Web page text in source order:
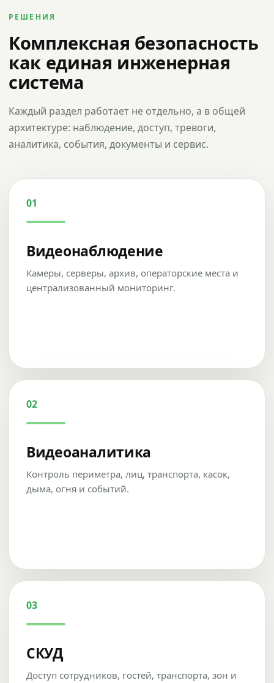
РЕШЕНИЯ
Комплексная безопасность
как единая инженерная
система
Каждый раздел работает не отдельно, а в общей
архитектуре: наблюдение, доступ, тревоги,
аналитика, события, документы и сервис.
01
Видеонаблюдение
Камеры, серверы, архив, операторские места и
централизованный мониторинг.
02
Видеоаналитика
Контроль периметра, лиц, транспорта, касок,
дыма, огня и событий.
03
СКУД
Доступ сотрудников, гостей, транспорта, зон и